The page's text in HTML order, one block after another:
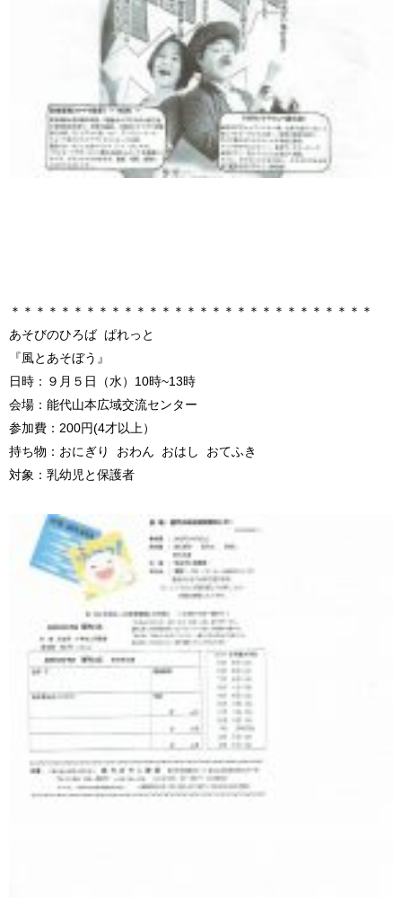
＊＊＊＊＊＊＊＊＊＊＊＊＊＊＊＊＊＊＊＊＊＊＊＊＊＊＊＊＊
あそびのひろば ぱれっと
『風とあそぼう』
日時：９月５日（水）10時~13時
会場：能代山本広域交流センター
参加費：200円(4才以上）
持ち物：おにぎり おわん おはし おてふき
対象：乳幼児と保護者